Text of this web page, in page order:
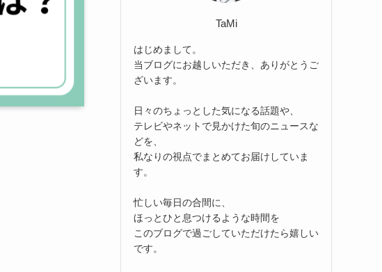
TaMi
はじめまして。
当ブログにお越しいただき、ありがとうご
ざいます。
日々のちょっとした気になる話題や、
テレビやネットで見かけた旬のニュースな
どを、
私なりの視点でまとめてお届けしていま
す。
忙しい毎日の合間に、
ほっとひと息つけるような時間を
このブログで過ごしていただけたら嬉しい
です。